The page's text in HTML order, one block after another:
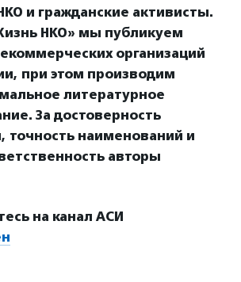
и гражданские активисты.
НКО» мы публикуем
организаций
при этом производим
литературное
За достоверность
точность наименований и
авторы
на канал АСИ